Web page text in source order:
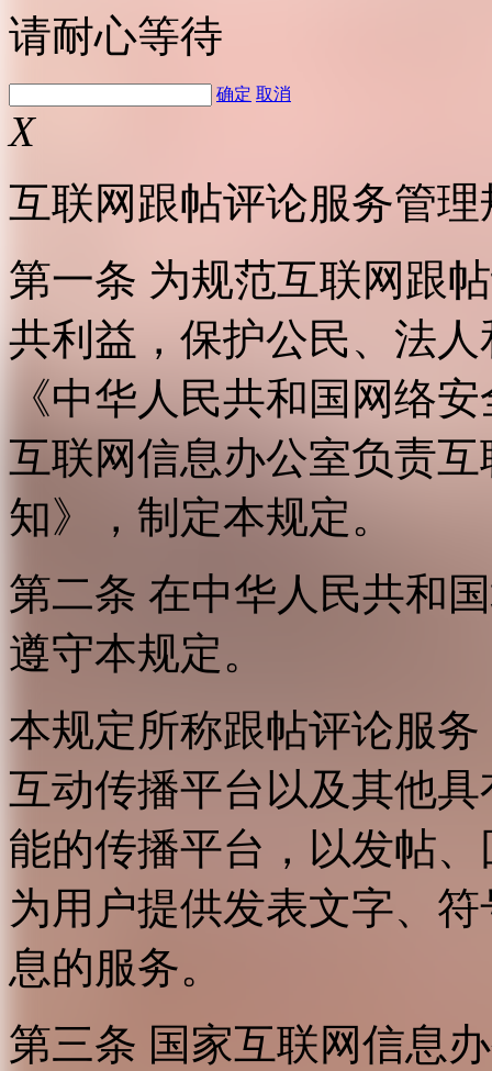
请耐心等待
确定 取消
X
互联网跟帖评论服务管理
第一条 为规范互联网跟
共利益，保护公民、法
《中华人民共和国网络
互联网信息办公室负责
知》，制定本规定。
第二条 在中华人民共和
遵守本规定。
本规定所称跟帖评论服
互动传播平台以及其他
能的传播平台，以发帖
为用户提供发表文字、
息的服务。
第三条 国家互联网信息